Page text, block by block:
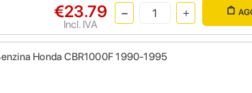
€23.79
Incl. IVA
Honda CBR1000F 1990-1995